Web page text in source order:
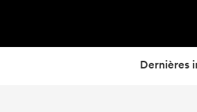
Dernières